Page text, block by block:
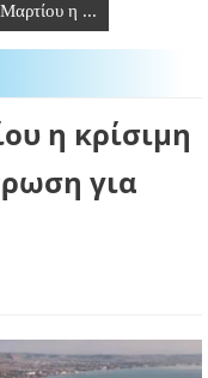
η ...
η κρίσιμη
για